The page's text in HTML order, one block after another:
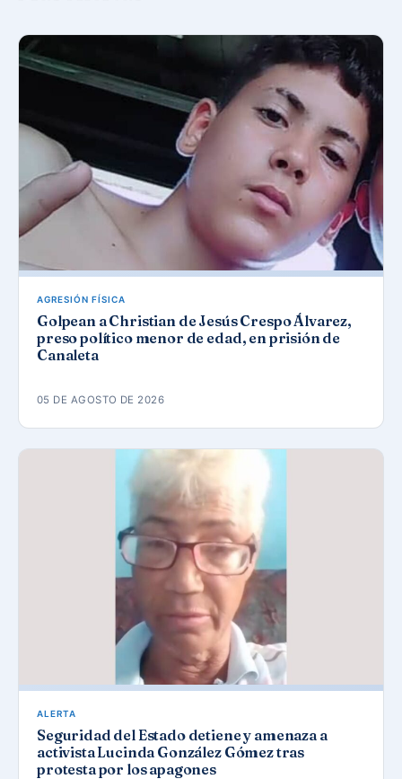
AGRESIÓN FÍSICA
Golpean a Christian de Jesús Crespo Álvarez,
preso político menor de edad, en prisión de
Canaleta
05 DE AGOSTO DE 2026
ALERTA
Seguridad del Estado detiene y amenaza a
activista Lucinda González Gómez tras
protesta por los apagones